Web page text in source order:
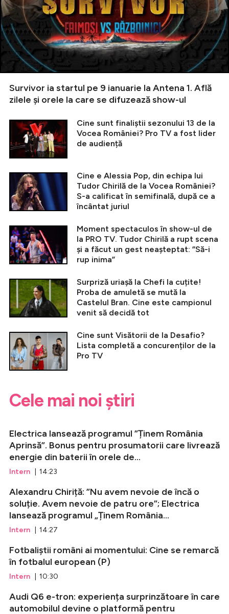
Survivor ia startul pe 9 ianuarie la Antena 1. Află
zilele și orele la care se difuzează show-ul
Cine sunt finaliștii sezonului 13 de la
Vocea României? Pro TV a fost lider
de audiență
Cine e Alessia Pop, din echipa lui
Tudor Chirilă de la Vocea României?
S-a calificat în semifinală, după ce a
încântat juriul
Moment spectaculos în show-ul de
la PRO TV. Tudor Chirilă a rupt scena
și a făcut un gest neașteptat: ”Să-i
rup inima”
Surpriză uriașă la Chefi la cuțite!
Proba de amuletă se mută la
Castelul Bran. Cine este campionul
venit să decidă tot
Cine sunt Visătorii de la Desafio?
Lista completă a concurenților de la
Pro TV
Cele mai noi știri
Electrica lansează programul ”Ținem România
Aprinsă”. Bonus pentru prosumatorii care livrează
energie din baterii în orele de...
Intern | 14:23
Alexandru Chiriță: ”Nu avem nevoie de încă o
soluție. Avem nevoie de patru ore”; Electrica
lansează programul „Ținem România...
Intern | 14:27
Fotbaliștii români ai momentului: Cine se remarcă
în fotbalul european (P)
Intern | 10:30
Audi Q6 e-tron: experiența surprinzătoare în care
automobilul devine o platformă pentru